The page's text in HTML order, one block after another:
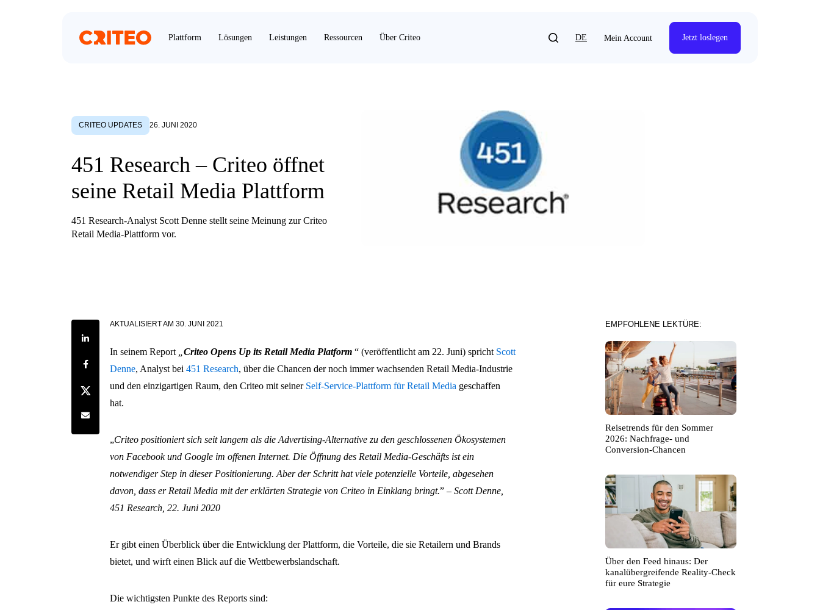
Plattform Lösungen Leistungen Ressourcen Über Criteo DE Mein Account Jetzt loslegen
CRITEO UPDATES 26. JUNI 2020
451 Research – Criteo öffnet
seine Retail Media Plattform
451 Research-Analyst Scott Denne stellt seine Meinung zur Criteo
Retail Media-Plattform vor.
Share on LinkedIn
Share on Facebook
Share on Twitter
Share by e-mail
AKTUALISIERT AM 30. JUNI 2021
In seinem Report „Criteo Opens Up its Retail Media Platform “ (veröffentlicht am 22. Juni) spricht Scott
Denne, Analyst bei451 Research, über die Chancen der noch immer wachsenden Retail Media-Industrie
und den einzigartigen Raum, den Criteo mit seiner Self-Service-Plattform für Retail Media geschaffen
hat.
„Criteo positioniert sich seit langem als die Advertising-Alternative zu den geschlossenen Ökosystemen
von Facebook und Google im offenen Internet. Die Öffnung des Retail Media-Geschäfts ist ein
notwendiger Step in dieser Positionierung. Aber der Schritt hat viele potenzielle Vorteile, abgesehen
davon, dass er Retail Media mit der erklärten Strategie von Criteo in Einklang bringt.” – Scott Denne,
451 Research, 22. Juni 2020
Er gibt einen Überblick über die Entwicklung der Plattform, die Vorteile, die sie Retailern und Brands
bietet, und wirft einen Blick auf die Wettbewerbslandschaft.
Die wichtigsten Punkte des Reports sind:
EMPFOHLENE LEKTÜRE:
Reisetrends für den Sommer
2026: Nachfrage- und
Conversion-Chancen
Über den Feed hinaus: Der
kanalübergreifende Reality-Check
für eure Strategie